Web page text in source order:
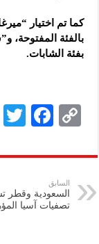
كما تم اختيار
بالفئة المفتوحة،
بفئة الشابات.
C
p
y
Li
F
eb
k
السابق
السعودية وقطر
تصفيات آسيا